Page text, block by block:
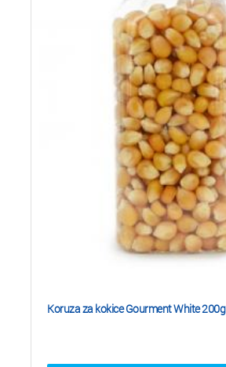
Koruza za kokice Gourment White 200g